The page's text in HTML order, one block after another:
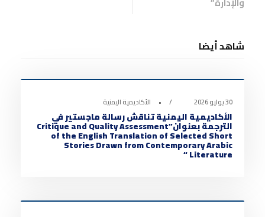
شاهد أيضا
أخبار الأكاديمية 0
30 يوليو 2026 • الأكاديمية اليمنية
الأكاديمية اليمنية تناقش رسالة ماجستير في
الترجمة بعنوان”Critique and Quality Assessment
of the English Translation of Selected Short
Stories Drawn from Contemporary Arabic
Literature “